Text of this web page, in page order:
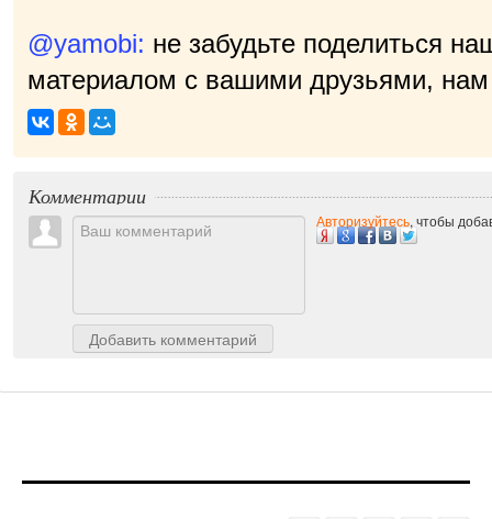
@yamobi: не забудьте поделиться
материалом с вашими друзьями, нам
приятно!
Комментарии